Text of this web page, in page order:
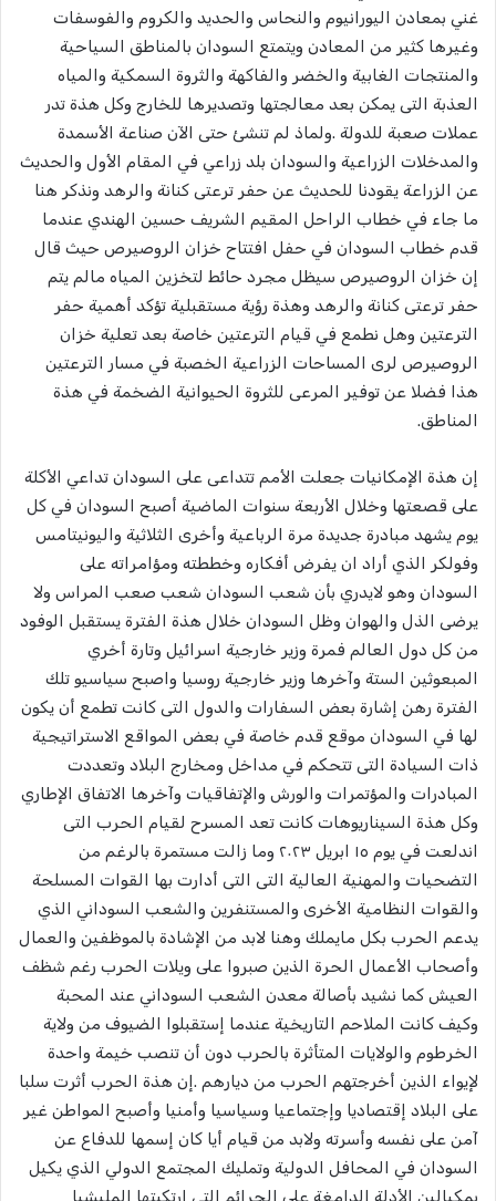
غني بمعادن اليورانيوم والنحاس والحديد والكروم والفوسفات
وغيرها كثير من المعادن ويتمتع السودان بالمناطق السياحية
والمنتجات الغابية والخضر والفاكهة والثروة السمكية والمياه
العذبة التى يمكن بعد معالجتها وتصديرها للخارج وكل هذة تدر
عملات صعبة للدولة .ولماذ لم تنشئ حتى الآن صناعة الأسمدة
والمدخلات الزراعية والسودان بلد زراعي في المقام الأول والحديث
عن الزراعة يقودنا للحديث عن حفر ترعتى كنانة والرهد ونذكر هنا
ما جاء في خطاب الراحل المقيم الشريف حسين الهندي عندما
قدم خطاب السودان في حفل افتتاح خزان الروصيرص حيث قال
إن خزان الروصيرص سيظل مجرد حائط لتخزين المياه مالم يتم
حفر ترعتى كنانة والرهد وهذة رؤية مستقبلية تؤكد أهمية حفر
الترعتين وهل نطمع في قيام الترعتين خاصة بعد تعلية خزان
الروصيرص لرى المساحات الزراعية الخصبة في مسار الترعتين
هذا فضلا عن توفير المرعى للثروة الحيوانية الضخمة في هذة
المناطق.
إن هذة الإمكانيات جعلت الأمم تتداعى على السودان تداعي الأكلة
على قصعتها وخلال الأربعة سنوات الماضية أصبح السودان في كل
يوم يشهد مبادرة جديدة مرة الرباعية وأخرى الثلاثية واليونيتامس
وفولكر الذي أراد ان يفرض أفكاره وخططته ومؤامراته على
السودان وهو لايدري بأن شعب السودان شعب صعب المراس ولا
يرضى الذل والهوان وظل السودان خلال هذة الفترة يستقبل الوفود
من كل دول العالم فمرة وزير خارجية اسرائيل وتارة أخري
المبعوثين الستة وآخرها وزير خارجية روسيا واصبح سياسيو تلك
الفترة رهن إشارة بعض السفارات والدول التى كانت تطمع أن يكون
لها في السودان موقع قدم خاصة في بعض المواقع الاستراتيجية
ذات السيادة التى تتحكم في مداخل ومخارج البلاد وتعددت
المبادرات والمؤتمرات والورش والإتفاقيات وآخرها الاتفاق الإطاري
وكل هذة السيناريوهات كانت تعد المسرح لقيام الحرب التى
اندلعت في يوم ١٥ ابريل ٢٠٢٣ وما زالت مستمرة بالرغم من
التضحيات والمهنية العالية التى التى أدارت بها القوات المسلحة
والقوات النظامية الأخرى والمستنفرين والشعب السوداني الذي
يدعم الحرب بكل مايملك وهنا لابد من الإشادة بالموظفين والعمال
وأصحاب الأعمال الحرة الذين صبروا على ويلات الحرب رغم شظف
العيش كما نشيد بأصالة معدن الشعب السوداني عند المحبة
وكيف كانت الملاحم التاريخية عندما إستقبلوا الضيوف من ولاية
الخرطوم والولايات المتأثرة بالحرب دون أن تنصب خيمة واحدة
لإيواء الذين أخرجتهم الحرب من ديارهم .إن هذة الحرب أثرت سلبا
على البلاد إقتصاديا وإجتماعيا وسياسيا وأمنيا وأصبح المواطن غير
آمن على نفسه وأسرته ولابد من قيام أيا كان إسمها للدفاع عن
السودان في المحافل الدولية وتمليك المجتمع الدولي الذي يكيل
بمكيالين الأدلة الدامغة على الجرائم التى إرتكبتها المليشيا